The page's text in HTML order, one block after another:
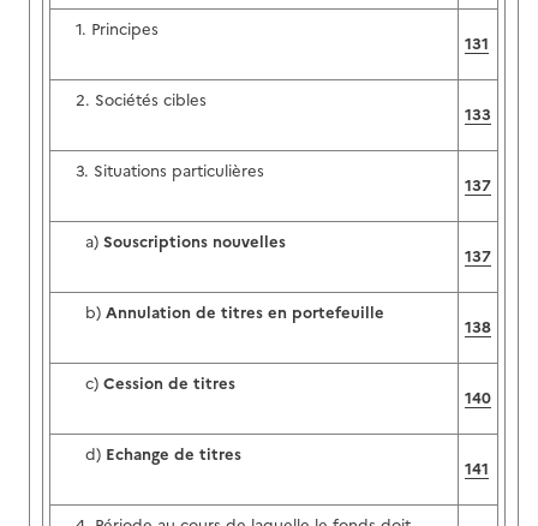
1. Principes
131
2. Sociétés cibles
133
3. Situations particulières
137
a) Souscriptions nouvelles
137
b) Annulation de titres en portefeuille
138
c) Cession de titres
140
d) Echange de titres
141